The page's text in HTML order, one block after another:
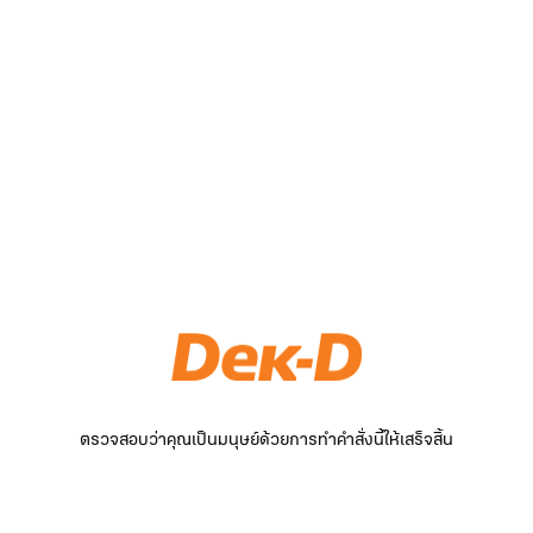
ตรวจสอบว่าคุณเป็นมนุษย์ด้วยการทำคำสั่งนี้ให้เสร็จสิ้น